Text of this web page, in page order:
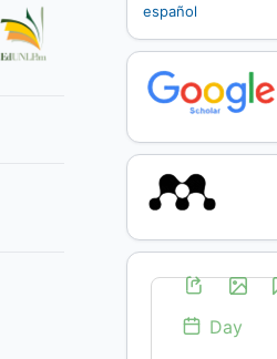
español